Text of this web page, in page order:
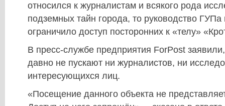
относился к журналистам и всякого рода
подземных тайн города, то руководство
ограничило доступ посторонних к «телу»
В пресс-службе предприятия ForPost
давно не пускают ни журналистов, ни
интересующихся лиц.
«Посещение данного объекта не